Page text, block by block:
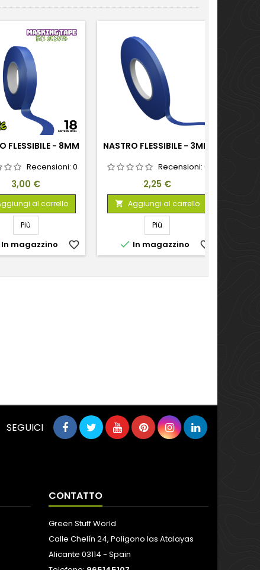
FLESSIBILE - 8MM
Recensioni: 0
Prezzo
3,00 €
al carrello
Più
In magazzino favorite_border
NASTRO FLESSIBILE - 3MM
Recensioni: 0
Prezzo
2,25 €
 Aggiungi al carrello
Più
 In magazzino favorite_border
SEGUICI
CONTATTO
Green Stuff World
Calle Chelín 24, Poligono las Atalayas
Alicante 03114 - Spain